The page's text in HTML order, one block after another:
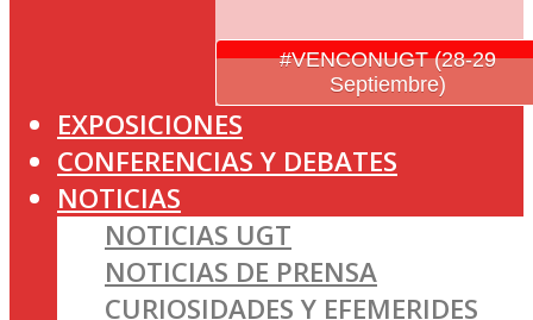
#VENCONUGT (28-29
Septiembre)
EXPOSICIONES
CONFERENCIAS Y DEBATES
NOTICIAS
NOTICIAS UGT
NOTICIAS DE PRENSA
CURIOSIDADES Y EFEMERIDES